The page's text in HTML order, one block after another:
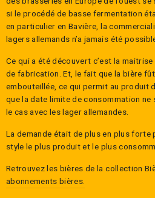
si le procédé de basse fermentation
en particulier en Bavière, la
lagers allemands n’a jamais été
Ce qui a été découvert c’est la
de fabrication. Et, le fait que la bière
embouteillée, ce qui permit au produit
que la date limite de consommation ne
le cas avec les lager allemandes.
La demande était de plus en plus forte
style le plus produit et le plus
Retrouvez les bières de la collection
abonnements bières.